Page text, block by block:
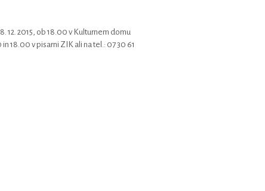
12. 2015, ob 18.00 v Kulturnem domu
18.00 v pisarni ZIK ali na tel.: 07 30 61